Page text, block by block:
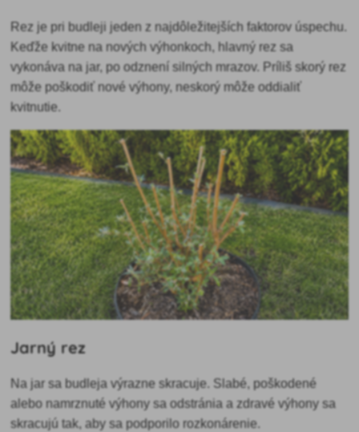
Rez je pri budleji jeden z najdôležitejších faktorov úspechu.
Keďže kvitne na nových výhonkoch, hlavný rez sa
vykonáva na jar, po odznení silných mrazov. Príliš skorý rez
môže poškodiť nové výhony, neskorý môže oddialiť
kvitnutie.
Jarný rez
Na jar sa budleja výrazne skracuje. Slabé, poškodené
alebo namrznuté výhony sa odstránia a zdravé výhony sa
skracujú tak, aby sa podporilo rozkonárenie.